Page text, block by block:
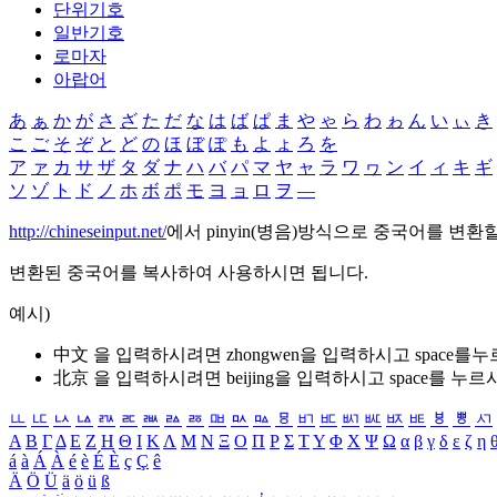
단위기호
일반기호
로마자
아랍어
あ ぁ か が さ ざ た だ な は ば ぱ ま や ゃ ら わ ゎ ん い ぃ き
こ ご そ ぞ と ど の ほ ぼ ぽ も よ ょ ろ を
ア ァ カ サ ザ タ ダ ナ ハ バ パ マ ヤ ャ ラ ワ ヮ ン イ ィ キ ギ
ソ ゾ ト ド ノ ホ ボ ポ モ ヨ ョ ロ ヲ ―
http://chineseinput.net/에서 pinyin(병음)방식으로 중국어를 변환
변환된 중국어를 복사하여 사용하시면 됩니다.
예시)
中文 을 입력하시려면 zhongwen을 입력하시고 space를
北京 을 입력하시려면 beijing을 입력하시고 space를 누르
ㅥ ㅦ ㅧ ㅨ ㅩ ㅪ ㅫ ㅬ ㅭ ㅮ ㅯ ㅰ ㅱ ㅲ ㅳ ㅴ ㅵ ㅶ ㅷ ㅸ ㅹ ㅺ
Α Β ΓΔ Ε Ζ Η Θ Ι ΚΛ Μ Ν Ξ Ο Π Ρ Σ ΤΥ Φ Χ Ψ Ω α β γ δ ε ζ η
á à Á À é è É È ç Ç ê
Ä Ö Ü ä ö ü ß